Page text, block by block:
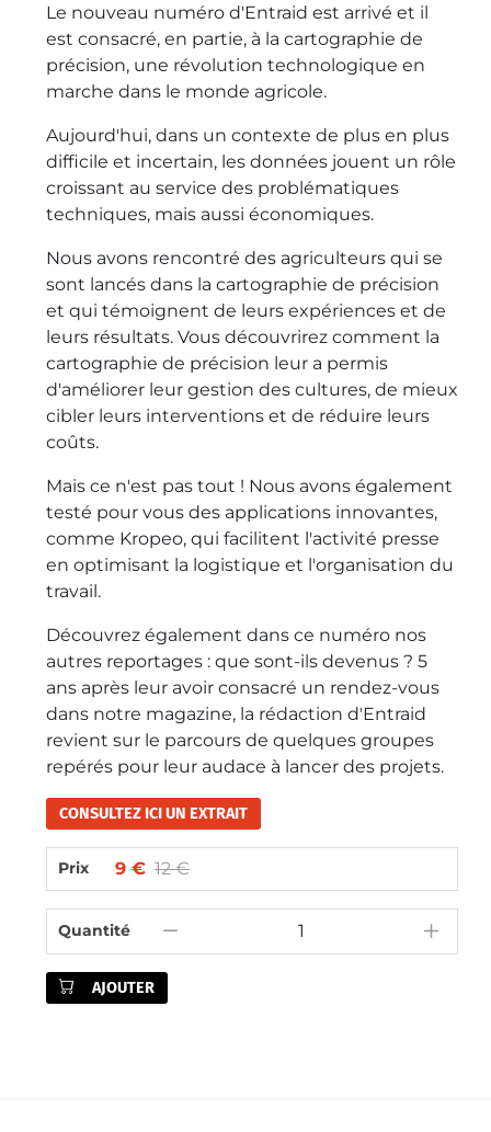
Le nouveau numéro d'Entraid est arrivé et il
est consacré, en partie, à la cartographie de
précision, une révolution technologique en
marche dans le monde agricole.
Aujourd'hui, dans un contexte de plus en plus
difficile et incertain, les données jouent un rôle
croissant au service des problématiques
techniques, mais aussi économiques.
Nous avons rencontré des agriculteurs qui se
sont lancés dans la cartographie de précision
et qui témoignent de leurs expériences et de
leurs résultats. Vous découvrirez comment la
cartographie de précision leur a permis
d'améliorer leur gestion des cultures, de mieux
cibler leurs interventions et de réduire leurs
coûts.
Mais ce n'est pas tout ! Nous avons également
testé pour vous des applications innovantes,
comme Kropeo, qui facilitent l'activité presse
en optimisant la logistique et l'organisation du
travail.
Découvrez également dans ce numéro nos
autres reportages : que sont-ils devenus ? 5
ans après leur avoir consacré un rendez-vous
dans notre magazine, la rédaction d'Entraid
revient sur le parcours de quelques groupes
repérés pour leur audace à lancer des projets.
CONSULTEZ ICI UN EXTRAIT
Prix 9 € 12 €
Quantité
AJOUTER